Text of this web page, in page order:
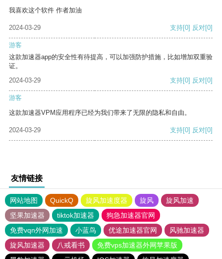
我喜欢这个软件 作者加油
2024-03-29 支持[0] 反对[0]
游客
这款加速器app的安全性有待提高，可以加强防护措施，比如增加双重验
证。
2024-03-29
支持[0] 反对[0]
游客
这款加速器VPM应用程序已经为我们带来了无限的隐私和自由。
2024-03-29 支持[0] 反对[0]
友情链接
网站地图 QuickQ 旋风加速度器 旋风
旋风加速
坚果加速器
tiktok加速器
狗急加速器官网
免费vqn外网加速
小蓝鸟 优途加速器官网
风驰加速器
旋风加速器
八戒看书
免费vps加速器外网苹果版